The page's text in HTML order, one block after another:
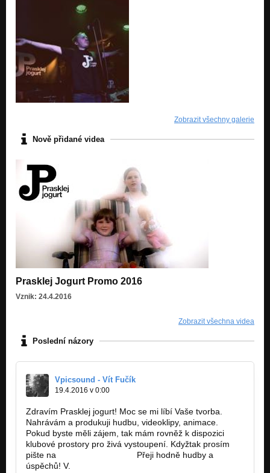
Zobrazit všechny galerie
Nově přidané videa
Prasklej Jogurt Promo 2016
Vznik: 24.4.2016
Zobrazit všechna videa
Poslední názory
Vpicsound - Vít Fučík
19.4.2016 v 0:00
Zdravím Prasklej jogurt! Moc se mi líbí Vaše tvorba.
Nahrávám a produkuji hudbu, videoklipy, animace.
Pokud byste měli zájem, tak mám rovněž k dispozici
klubové prostory pro živá vystoupení. Kdyžtak prosím
pište na
Přeji hodně hudby a
úspěchů! V.